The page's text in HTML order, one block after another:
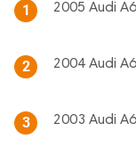
1 2005 Audi
2 2004 Audi
3 2003 Audi